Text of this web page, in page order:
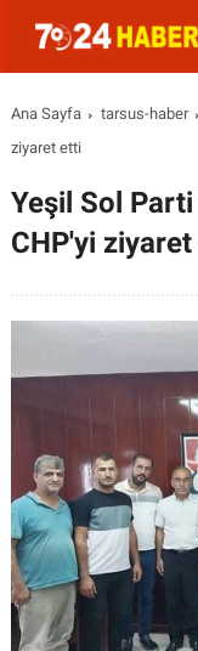
Ana Sayfa tarsus-haber
ziyaret etti
Yeşil Sol
CHP'yi